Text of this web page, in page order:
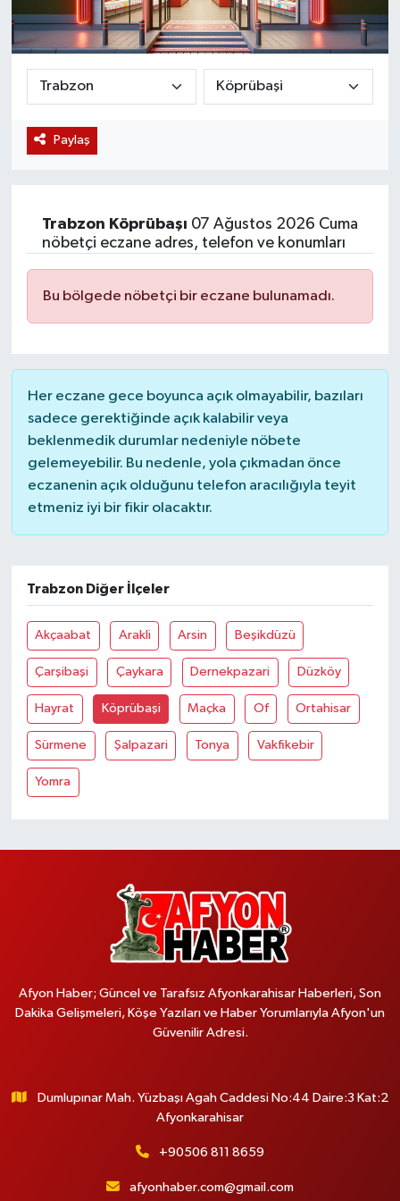
Paylaş
Trabzon Köprübaşı 07 Ağustos 2026 Cuma
nöbetçi eczane adres, telefon ve konumları
Bu bölgede nöbetçi bir eczane bulunamadı.
Her eczane gece boyunca açık olmayabilir, bazıları
sadece gerektiğinde açık kalabilir veya
beklenmedik durumlar nedeniyle nöbete
gelemeyebilir. Bu nedenle, yola çıkmadan önce
eczanenin açık olduğunu telefon aracılığıyla teyit
etmeniz iyi bir fikir olacaktır.
Trabzon Diğer İlçeler
Akçaabat Arakli Arsin Beşikdüzü
Çarşibaşi Çaykara Dernekpazari Düzköy
Hayrat Köprübaşi Maçka Of Ortahisar
Sürmene Şalpazari Tonya Vakfikebir
Yomra
Afyon Haber; Güncel ve Tarafsız Afyonkarahisar Haberleri, Son
Dakika Gelişmeleri, Köşe Yazıları ve Haber Yorumlarıyla Afyon'un
Güvenilir Adresi.
Dumlupınar Mah. Yüzbaşı Agah Caddesi No:44 Daire:3 Kat:2
Afyonkarahisar
+90506 811 8659
afyonhaber.com@gmail.com
Magazin
Etkinlikler